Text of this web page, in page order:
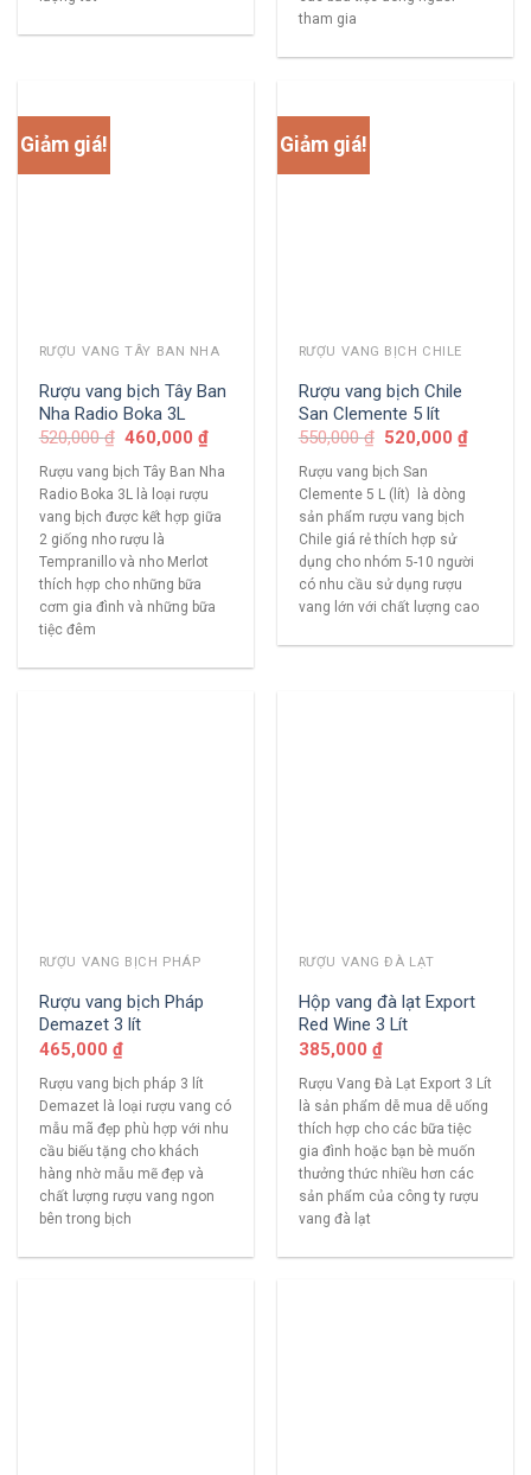
tham gia
Giảm giá!
RƯỢU VANG TÂY BAN NHA
Rượu vang bịch Tây Ban
Nha Radio Boka 3L
520,000₫ 460,000₫
Rượu vang bịch Tây Ban Nha
Radio Boka 3L là loại rượu
vang bịch được kết hợp giữa
2 giống nho rượu là
Tempranillo và nho Merlot
thích hợp cho những bữa
cơm gia đình và những bữa
tiệc đêm
Giảm giá!
RƯỢU VANG BỊCH CHILE
Rượu vang bịch Chile
San Clemente 5 lít
550,000₫ 520,000₫
Rượu vang bịch San
Clemente 5 L (lít) là dòng
sản phẩm rượu vang bịch
Chile giá rẻ thích hợp sử
dụng cho nhóm 5-10 người
có nhu cầu sử dụng rượu
vang lớn với chất lượng cao
RƯỢU VANG BỊCH PHÁP
Rượu vang bịch Pháp
Demazet 3 lít
465,000 ₫
Rượu vang bịch pháp 3 lít
Demazet là loại rượu vang có
mẫu mã đẹp phù hợp với nhu
cầu biếu tặng cho khách
hàng nhờ mẫu mẽ đẹp và
chất lượng rượu vang ngon
bên trong bịch
RƯỢU VANG ĐÀ LẠT
Hộp vang đà lạt Export
Red Wine 3 Lít
385,000 ₫
Rượu Vang Đà Lạt Export 3 Lít
là sản phẩm dễ mua dễ uống
thích hợp cho các bữa tiệc
gia đình hoặc bạn bè muốn
thưởng thức nhiều hơn các
sản phẩm của công ty rượu
vang đà lạt